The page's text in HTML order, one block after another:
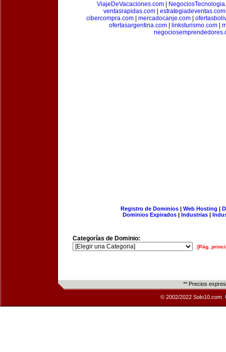
ViajeDeVacaciones.com
ventasrapidas.com
estrategiadeventas.com
cibercompra.com| mercadocanje.com|
ofertasargentina.com| linksturismo.com|
Registro de Dominios| Web Hosting |
Dominios Expirados | Industrias |
Categorías de Dominio:
[Pág.
** Precios
© 2002/2022 Solo10.com